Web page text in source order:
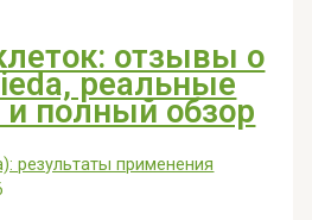
отзывы о
реальные
и полный обзор
результаты применения